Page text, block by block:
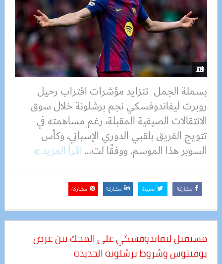
بسملة الجمل تتزايد مؤشرات اقتراب رحيل
روبرت ليفاندوفسكي نجم برشلونة خلال سوق
الانتقالات الصيفية المقبلة، رغم مساهمته في
تتويج الفريق بلقبي الدوري الإسباني، وكأس
السوبر هذا الموسم. ووفقًا لت...اقرأ المزيد
مشاركة تغريدة مشاركة مشاركة
مستقبل ليفاندوفسكي على المحك بين عرض
يوفنتوس وشروط برشلونة الجديدة